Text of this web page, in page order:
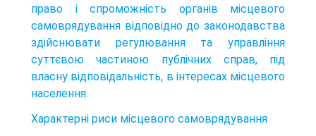
право і спроможність органів місце­вого
самоврядування відповідно до законодавства
здійснювати регулювання та управління
суттєвою частиною публічних справ, під
власну відповідальність, в інтересах місцевого
населення.
Характерні риси місцевого самоврядування